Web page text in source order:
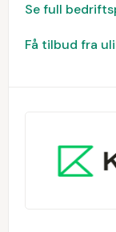
Se full
Få tilbud fra